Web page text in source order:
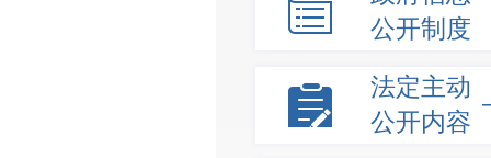
公开制度
法定主动
公开内容